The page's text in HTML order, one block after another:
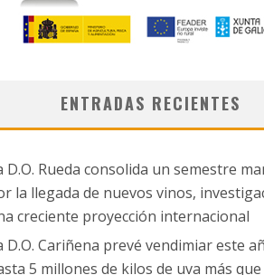
ENTRADAS RECIENTES
D.O. Rueda consolida un semestre
la llegada de nuevos vinos,
creciente proyección internacional
D.O. Cariñena prevé vendimiar este
5 millones de kilos de uva más